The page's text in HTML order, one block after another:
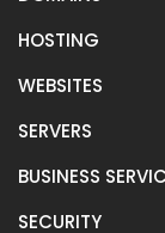
HOSTING
WEBSITES
SERVERS
BUSINESS
SECURITY